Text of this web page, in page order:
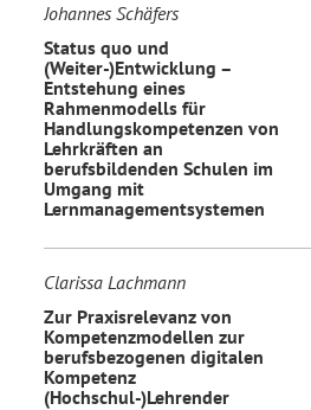
Johannes Schäfers
Status quo und
(Weiter-)Entwicklung –
Entstehung eines
Rahmenmodells für
Handlungskompetenzen von
Lehrkräften an
berufsbildenden Schulen im
Umgang mit
Lernmanagementsystemen
Clarissa Lachmann
Zur Praxisrelevanz von
Kompetenzmodellen zur
berufsbezogenen digitalen
Kompetenz
(Hochschul-)Lehrender